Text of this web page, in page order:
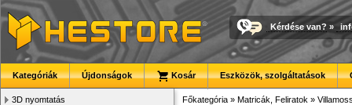
Kérdése van? »
Kategóriák Újdonságok Kosár Eszközök, szolgáltatások
3D nyomtatás
Főkategória » Matricák, Feliratok »